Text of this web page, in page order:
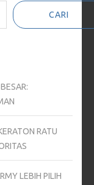
CARI
RATU
LEBIH PILIH